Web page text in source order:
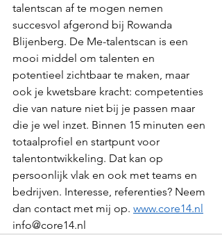
talentscan af te mogen nemen
succesvol afgerond bij Rowanda
Blijenberg. De Me-talentscan is een
mooi middel om talenten en
potentieel zichtbaar te maken, maar
ook je kwetsbare kracht: competenties
die van nature niet bij je passen maar
die je wel inzet. Binnen 15 minuten een
totaalprofiel en startpunt voor
talentontwikkeling. Dat kan op
persoonlijk vlak en ook met teams en
bedrijven. Interesse, referenties? Neem
dan contact met mij op. www.core14.nl
info@core14.nl